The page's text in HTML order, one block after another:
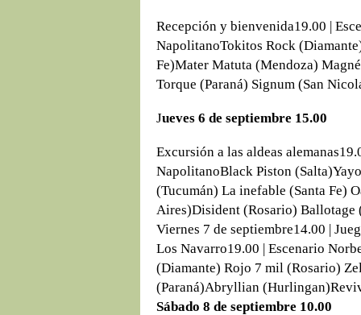
Recepción y bienvenida19.00 |
NapolitanoTokitos Rock
Fe)Mater Matuta (Mendoza)
Torque (Paraná) Signum (San
Jueves 6 de septiembre 15.00
Excursión a las aldeas
NapolitanoBlack Piston
(Tucumán) La inefable (Santa Fe)
Aires)Disident (Rosario) Ballotage
Viernes 7 de septiembre14.00 |
Los Navarro19.00 | Escenario
(Diamante) Rojo 7 mil (Rosario)
(Paraná)Abryllian
Sábado 8 de septiembre 10.00